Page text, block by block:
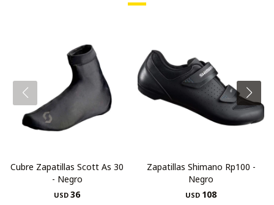
Cubre Zapatillas Scott As 30
- Negro
USD 36
Zapatillas Shimano Rp100 -
Negro
USD 108